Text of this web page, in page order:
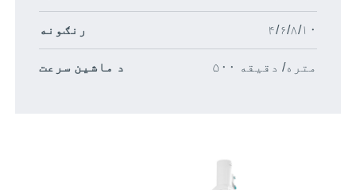
رنګونه ۴/۶/۸/۱۰
د ماشین سرعت ۵۰۰ متره/ دقیقه